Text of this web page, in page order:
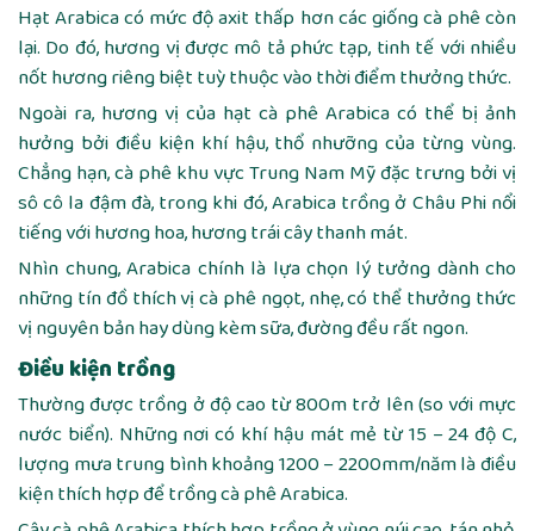
Hạt Arabica có mức độ axit thấp hơn các giống cà phê còn
lại. Do đó, hương vị được mô tả phức tạp, tinh tế với nhiều
nốt hương riêng biệt tuỳ thuộc vào thời điểm thưởng thức.
Ngoài ra, hương vị của hạt cà phê Arabica có thể bị ảnh
hưởng bởi điều kiện khí hậu, thổ nhưỡng của từng vùng.
Chẳng hạn, cà phê khu vực Trung Nam Mỹ đặc trưng bởi vị
sô cô la đậm đà, trong khi đó, Arabica trồng ở Châu Phi nổi
tiếng với hương hoa, hương trái cây thanh mát.
Nhìn chung, Arabica chính là lựa chọn lý tưởng dành cho
những tín đồ thích vị cà phê ngọt, nhẹ, có thể thưởng thức
vị nguyên bản hay dùng kèm sữa, đường đều rất ngon.
Điều kiện trồng
Thường được trồng ở độ cao từ 800m trở lên (so với mực
nước biển). Những nơi có khí hậu mát mẻ từ 15 – 24 độ C,
lượng mưa trung bình khoảng 1200 – 2200mm/năm là điều
kiện thích hợp để trồng cà phê Arabica.